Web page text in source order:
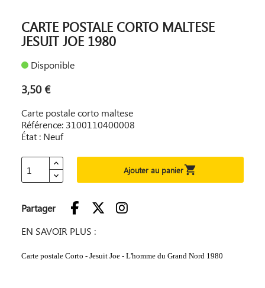
CARTE POSTALE CORTO MALTESE
JESUIT JOE 1980
Disponible
3,50 €
Carte postale corto maltese
Référence: 3100110400008
État : Neuf
Ajouter au panier
Partager
EN SAVOIR PLUS :
Carte postale Corto - Jesuit Joe - L'homme du Grand Nord 1980